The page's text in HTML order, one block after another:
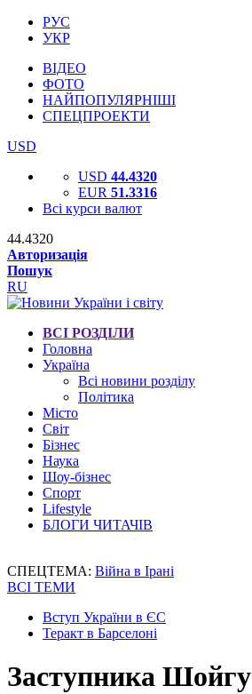
РУС
УКР
ВІДЕО
ФОТО
НАЙПОПУЛЯРНІШІ
СПЕЦПРОЕКТИ
USD
USD 44.4320
EUR 51.3316
Всі курси валют
44.4320
Авторизація
Пошук
RU
ВСІ РОЗДІЛИ
Головна
Україна
Всі новини розділу
Політика
Місто
Світ
Бізнес
Наука
Шоу-бізнес
Спорт
Lifestyle
БЛОГИ ЧИТАЧІВ
СПЕЦТЕМА: Війна в Ірані
ВСІ ТЕМИ
Вступ України в ЄС
Теракт в Барселоні
Заступника